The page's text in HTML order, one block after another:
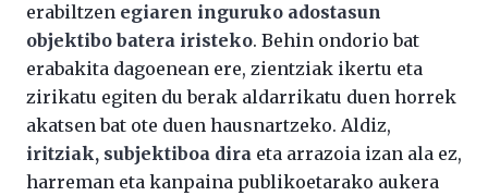
erabiltzen egiaren inguruko adostasun
objektibo batera iristeko. Behin ondorio bat
erabakita dagoenean ere, zientziak ikertu eta
zirikatu egiten du berak aldarrikatu duen horrek
akatsen bat ote duen hausnartzeko. Aldiz,
iritziak, subjektiboa dira eta arrazoia izan ala ez,
harreman eta kanpaina publikoetarako aukera